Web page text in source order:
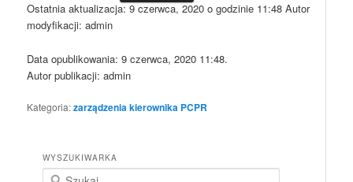
Ostatnia aktualizacja: 9 czerwca, 2020 o godzinie 11:48 Autor
modyfikacji:admin
Data opublikowania: 9 czerwca, 2020 11:48.
Autor publikacji: admin
Kategoria:zarządzenia kierownika PCPR
WYSZUKIWARKA